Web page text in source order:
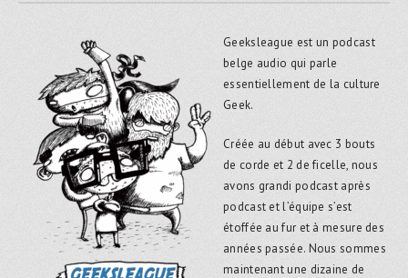
Geeksleague est un podcast
belge audio qui parle
essentiellement de la culture
Geek.
Créée au début avec 3 bouts
de corde et 2 de ficelle, nous
avons grandi podcast après
podcast et l’équipe s’est
étoffée au fur et à mesure des
années passée. Nous sommes
maintenant une dizaine de